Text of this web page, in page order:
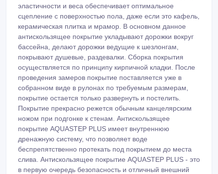
эластичности и веса обеспечивает оптимальное
сцепление с поверхностью пола, даже если это кафель,
керамическая плитка и мрамор. В основном данное
антискользящее покрытие укладывают дорожки вокруг
бассейна, делают дорожки ведущие к шезлонгам,
покрывают душевые, раздевалки. Сборка покрытия
осуществляется по принципу кирпичной кладки. После
проведения замеров покрытие поставляется уже в
собранном виде в рулонах по требуемым размерам,
покрытие остается только развернуть и постелить.
Покрытие прекрасно режется обычным канцелярским
ножом при подгонке к стенам. Антискользящее
покрытие AQUASTEP PLUS имеет внутреннюю
дренажную систему, что позволяет воде
беспрепятственно протекать под покрытием до места
слива. Антискользящее покрытие AQUASTEP PLUS - это
в первую очередь безопасность и отличный внешний